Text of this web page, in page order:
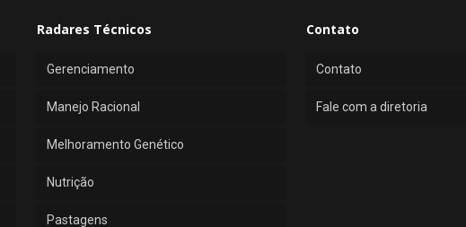
Radares Técnicos
Gerenciamento
Manejo Racional
Melhoramento Genético
Nutrição
Pastagens
Contato
Contato
Fale com a diretoria